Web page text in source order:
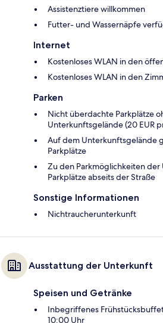
Assistenztiere willkommen
Futter- und Wassernäpfe
Internet
Kostenloses WLAN in den
Kostenloses WLAN in den
Parken
Nicht überdachte Parkplätze
Unterkunftsgelände (20 EUR
Auf dem Unterkunftsgelände
Parkplätze
Zu den Parkmöglichkeiten
Parkplätze abseits der Straße
Sonstige Informationen
Nichtraucherunterkunft
Ausstattung der Unterkunft
Speisen und Getränke
Inbegriffenes
10:00 Uhr